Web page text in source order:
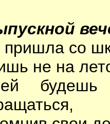
со
не на
будешь